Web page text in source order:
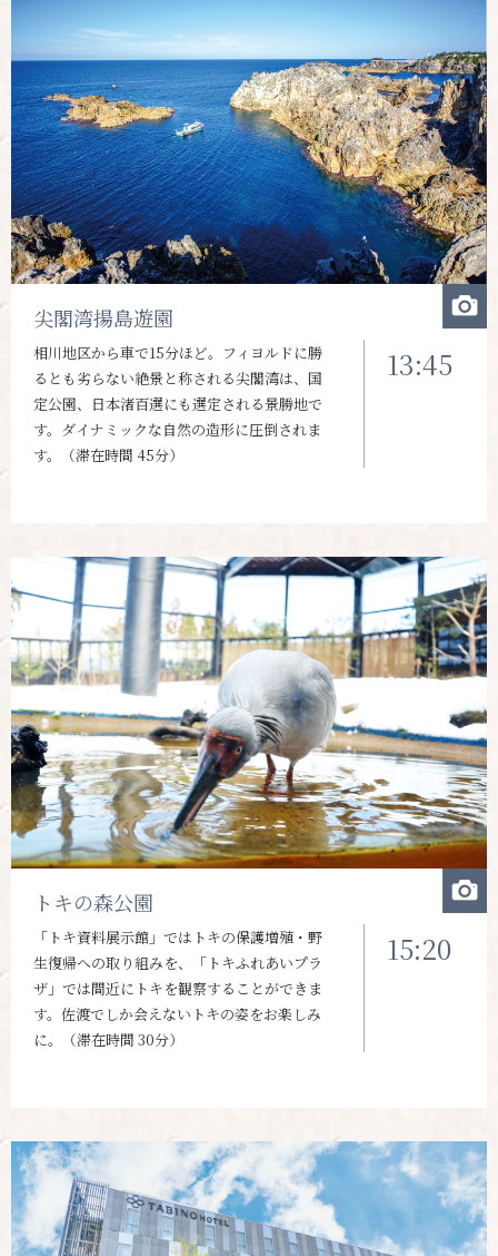
尖閣湾揚島遊園
相川地区から車で15分ほど。フィヨルドに勝
るとも劣らない絶景と称される尖閣湾は、国
定公園、日本渚百選にも選定される景勝地で
す。ダイナミックな自然の造形に圧倒されま
す。（滞在時間 45分）
13:45
トキの森公園
「トキ資料展示館」ではトキの保護増殖・野
生復帰への取り組みを、「トキふれあいプラ
ザ」では間近にトキを観察することができま
す。佐渡でしか会えないトキの姿をお楽しみ
に。（滞在時間 30分）
15:20